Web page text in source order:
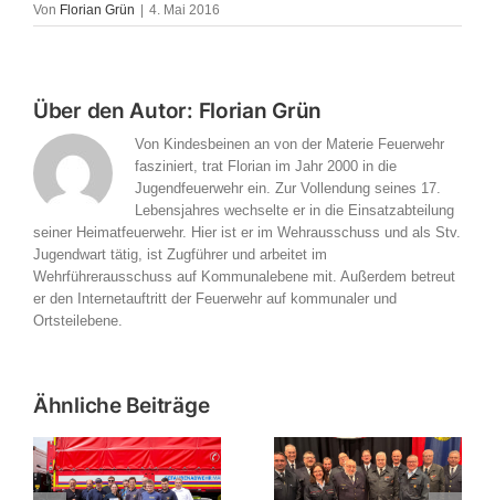
Von Florian Grün | 4. Mai 2016
Über den Autor: Florian Grün
Von Kindesbeinen an von der Materie Feuerwehr
fasziniert, trat Florian im Jahr 2000 in die
Jugendfeuerwehr ein. Zur Vollendung seines 17.
Lebensjahres wechselte er in die Einsatzabteilung
seiner Heimatfeuerwehr. Hier ist er im Wehrausschuss und als Stv.
Jugendwart tätig, ist Zugführer und arbeitet im
Wehrführerausschuss auf Kommunalebene mit. Außerdem betreut
er den Internetauftritt der Feuerwehr auf kommunaler und
Ortsteilebene.
Ähnliche Beiträge
Verbandsversammlung